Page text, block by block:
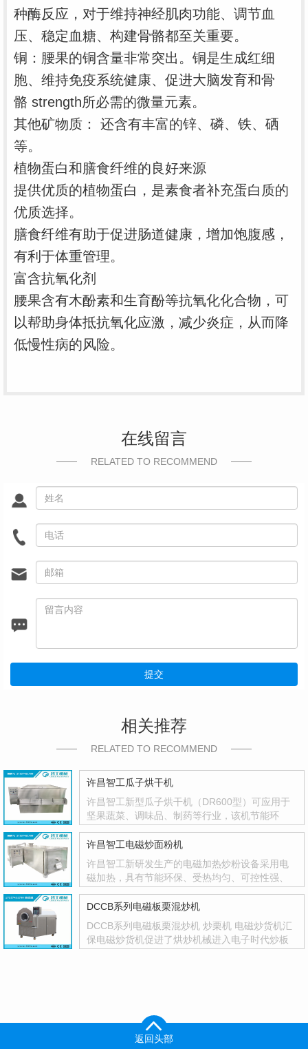
种酶反应，对于维持神经肌肉功能、调节血
压、稳定血糖、构建骨骼都至关重要。
铜：腰果的铜含量非常突出。铜是生成红细
胞、维持免疫系统健康、促进大脑发育和骨
骼 strength所必需的微量元素。
其他矿物质： 还含有丰富的锌、磷、铁、硒
等。
植物蛋白和膳食纤维的良好来源
提供优质的植物蛋白，是素食者补充蛋白质的
优质选择。
膳食纤维有助于促进肠道健康，增加饱腹感，
有利于体重管理。
富含抗氧化剂
腰果含有木酚素和生育酚等抗氧化化合物，可
以帮助身体抵抗氧化应激，减少炎症，从而降
低慢性病的风险。
在线留言
RELATED TO RECOMMEND
提交
相关推荐
RELATED TO RECOMMEND
许昌智工瓜子烘干机
许昌智工新型瓜子烘干机（DR600型）可应用于
坚果蔬菜、调味品、制药等行业，该机节能环
功能，不···
许昌智工电磁炒面粉机
许昌智工新研发生产的电磁加热炒粉设备采用电
磁加热，具有节能环保、受热均匀、可控性强、
数设···
DCCB系列电磁板栗混炒机
DCCB系列电磁板栗混炒机 炒栗机 电磁炒货机汇
保电磁炒货机促进了烘炒机械进入电子时代炒板
返回头部